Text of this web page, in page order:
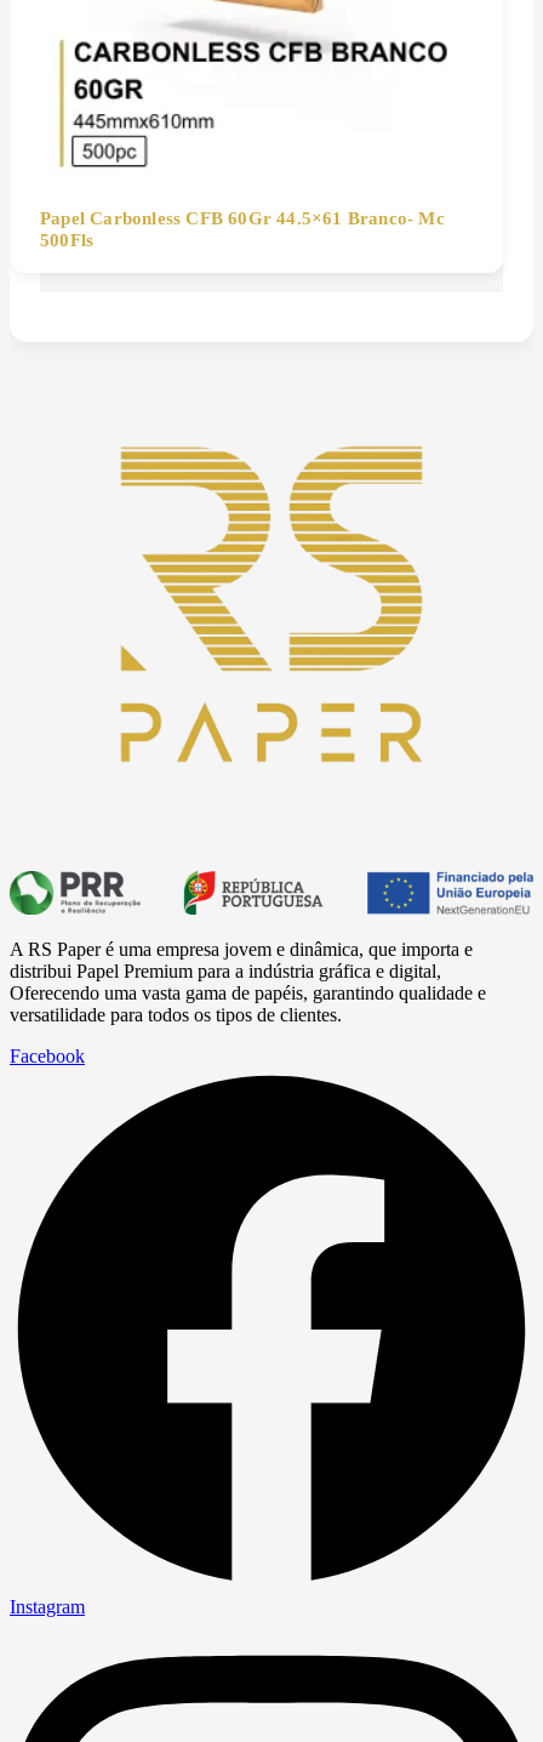
Papel Carbonless CFB 60Gr 44.5×61 Branco- Mc
500Fls
A RS Paper é uma empresa jovem e dinâmica, que importa e
distribui Papel Premium para a indústria gráfica e digital,
Oferecendo uma vasta gama de papéis, garantindo qualidade e
versatilidade para todos os tipos de clientes.
Facebook
Instagram